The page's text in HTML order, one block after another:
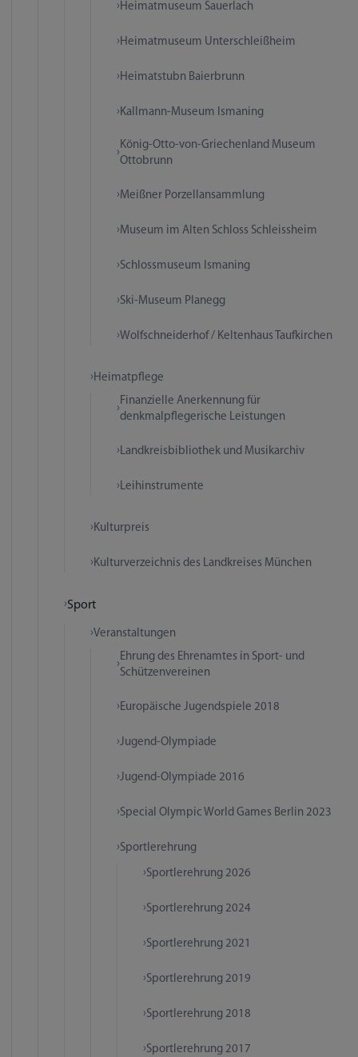
Heimatmuseum Sauerlach
Heimatmuseum Unterschleißheim
Heimatstubn Baierbrunn
Kallmann-Museum Ismaning
König-Otto-von-Griechenland Museum
Ottobrunn
Meißner Porzellansammlung
Museum im Alten Schloss Schleissheim
Schlossmuseum Ismaning
Ski-Museum Planegg
Wolfschneiderhof / Keltenhaus Taufkirchen
Heimatpflege
Finanzielle Anerkennung für
denkmalpflegerische Leistungen
Landkreisbibliothek und Musikarchiv
Leihinstrumente
Kulturpreis
Kulturverzeichnis des Landkreises München
Sport
Veranstaltungen
Ehrung des Ehrenamtes in Sport- und
Schützenvereinen
Europäische Jugendspiele 2018
Jugend-Olympiade
Jugend-Olympiade 2016
Special Olympic World Games Berlin 2023
Sportlerehrung
Sportlerehrung 2026
Sportlerehrung 2024
Sportlerehrung 2021
Sportlerehrung 2019
Sportlerehrung 2018
Sportlerehrung 2017